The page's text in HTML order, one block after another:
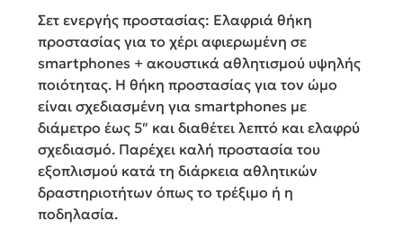
Σετ ενεργής προστασίας: Ελαφριά θήκη
προστασίας για το χέρι αφιερωμένη σε
smartphones + ακουστικά αθλητισμού υψηλής
ποιότητας. Η θήκη προστασίας για τον ώμο
είναι σχεδιασμένη για smartphones με
διάμετρο έως 5″ και διαθέτει λεπτό και ελαφρύ
σχεδιασμό. Παρέχει καλή προστασία του
εξοπλισμού κατά τη διάρκεια αθλητικών
δραστηριοτήτων όπως το τρέξιμο ή η
ποδηλασία.